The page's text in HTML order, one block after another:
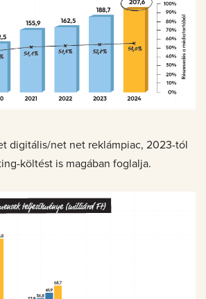
digitális/net net reklámpiac, 2023-tól
költést is magában foglalja.